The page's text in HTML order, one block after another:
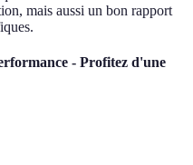
mais aussi un bon rapport
- Profitez d'une